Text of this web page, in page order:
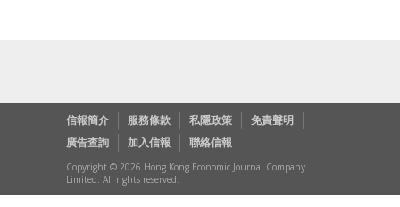
信報簡介 服務條款 私隱政策
免責聲明
廣告查詢
加入信報 聯絡信報
Copyright © 2026 Hong Kong Economic Journal Company
Limited. All rights reserved.